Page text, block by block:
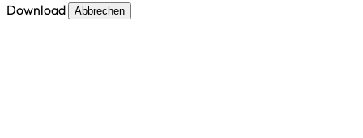
Download
Abbrechen